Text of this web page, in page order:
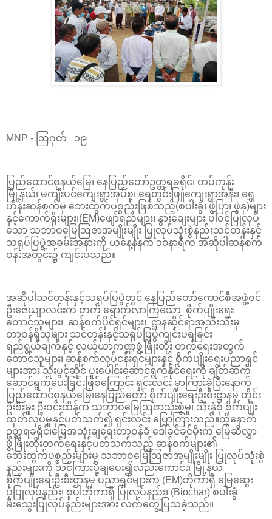
MNP - ဩဂုတ် ၁၉
ပြည်ထောင်စုနယ်မြေ၊ နေပြည်တော်ဥတ္တရခရိုင်၊ တပ်ကုန်း
မြို့နယ်၊ မကျီးပင်ကျေးရွာအုပ်စု၊ ရေတွင်းဖြူကျေးရွာအနီး၊ ရွှေ
ဟိန်းဆန်စက်မှ ဘေးထွက်ပစ္စည်းဖြစ်သည့်(စပါးခွံ၊ ဖွဲပြာ၊ ဖွဲနု)များ
နှင့်ကောက်ရိုးများ၊(EM)ဖျော်ရည်များ၊ နွားချေးများ ပါဝင်ပြုလုပ်
သော သဘာဝမြေဩဇာအမျိုးမျိုး ပြုလုပ်သုံးစွဲနည်းသင်တန်းနှင့်
သရုပ်ပြပွဲအခမ်းအနားကို ယနေ့နံနက် ၁၀နာရီက အဆိုပါဆန်စက်
ဝန်းအတွင်း၌ ကျင်းပသည်။
အဆိုပါသင်တန်းနှင့်သရုပ်ပြပွဲတွင် နေပြည်တော်ကောင်စီအဖွဲ့ဝင်
ဦးဇေယျာလင်းက တက် ရောက်လာကြသော စိုက်ပျိုးရေး
တောင်သူများ၊ ဆန်စက်ပိုင်ရှင်များ၊ ဋ္ဌာနဆိုင်ရာအသီးသီးမှ
တာဝန်ရှိသူများ သင်တန်းနှင့်သရုပ်ပြပွဲကျင်းပရခြင်း
ရည်ရွယ်ချက်နှင့် လယ်ယာကဏ္ဍဖွံ့ဖြိုးတိုး တက်ရေးအတွက်
တောင်သူများ၊ ဆန်စက်လုပ်ငန်းရှင်များနှင့် စိုက်ပျိုးရေးပညာရှင်
များအား သုံးပွင့်ဆိုင် ပူးပေါင်းဆောင်ရွက်နိုင်ရေးကို ချိတ်ဆက်
ဆောင်ရွက်ပေးခြင်းဖြစ်ကြောင်း ရှင်းလင်း မှာကြားခဲ့ပြီးနောက်
ပြည်ထောင်စုနယ်မြေ၊နေပြည်တော် စိုက်ပျိုးရေးဦးစီးဋ္ဌာနမှ တိုင်း
ဦးစီးမှူး ဦးဝင်းထိန်က သဘာဝမြေဩဇာသုံးစွဲမှု၊ သီးနှံစုံ စိုက်ပျိုး
ထုတ်လုပ်မှုနှင့်ပတ်သက်၍ ရှင်းလင်း ပြောကြားသည်။ထို့နောက်
ဥတ္တရခရိုင်၊မြေအသုံးချရေးတာဝန်ခံ ဒေါ်ခင်ခင်မိုးက မြေဆီလွှာ
ဖွံ့ဖြိုးတိုးတက်ရေးနှင့်ပတ်သက်သည့် ဆန်စက်များ၏
ဘေးထွက်ပစ္စည်းများမှ သဘာဝမြေဩဇာအမျိုးမျိုး ပြုလုပ်သုံးစွဲ
နည်းများကို သင်ကြားပို့ချပေး၍လည်းကောင်း၊ မြို့နယ်
စိုက်ပျိုးရေးဦးစီးဌာနမှ ပညာရှင်များက (EM)ဘိုကာရှီ မြေဆွေး
ပုံပြုလုပ်နည်း၊ စူပါဘိုကာရှီ ပြုလုပ်နည်း၊ (Biochar) စပါးခွံ
မီးသွေးပြုလုပ်နည်းများအား လက်တွေ့ပြသခဲ့သည်။